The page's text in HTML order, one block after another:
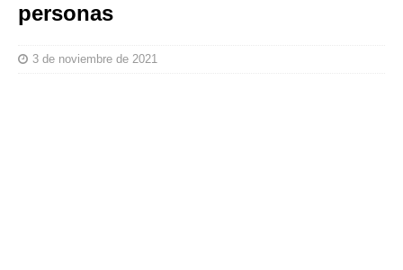
personas
3 de noviembre de 2021